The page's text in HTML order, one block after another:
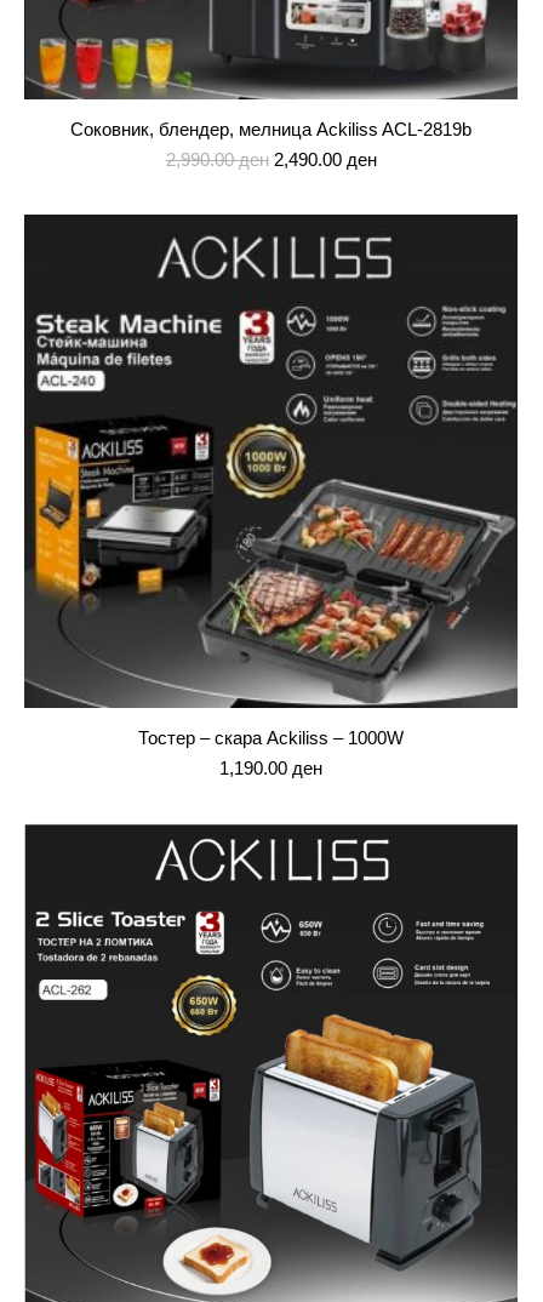
Соковник, блендер, мелница Ackiliss ACL-2819b
2,990.00ден Original
2,990.00 ден.
2,490.00 денCurrent
Тостер – скара Ackiliss – 1000W
1,190.00 ден